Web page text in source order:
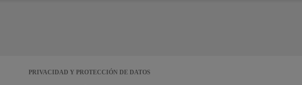
PRIVACIDAD Y PROTECCIÓN DE DATOS